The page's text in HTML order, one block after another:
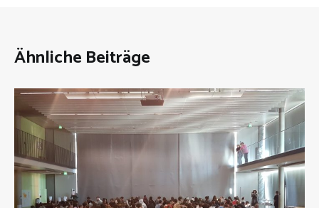
Ähnliche Beiträge